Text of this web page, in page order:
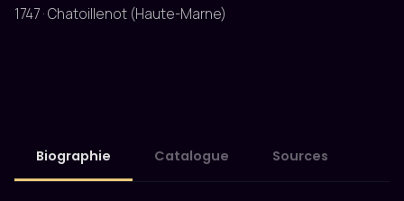
1747 · Chatoillenot (Haute-Marne)
Biographie Catalogue Sources